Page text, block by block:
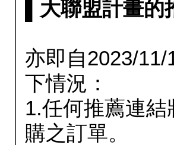
▌大聯盟計畫
亦即自2023/
下情況：
1.任何推薦連
購之訂單。